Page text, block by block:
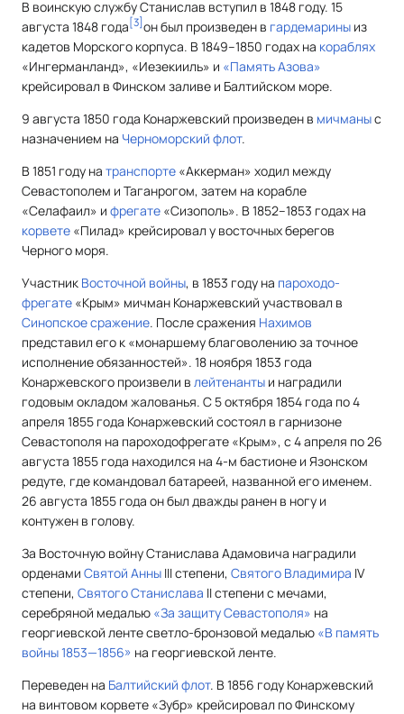
В воинскую службу Станислав вступил в 1848 году. 15
августа 1848 года [3] он был произведен в гардемарины из
кадетов Морского корпуса. В 1849–1850 годах на кораблях
«Ингерманланд», «Иезекииль» и «Память Азова»
крейсировал в Финском заливе и Балтийском море.
9 августа 1850 года Конаржевский произведен в мичманыс
назначением на Черноморский флот.
В 1851 году на транспорте «Аккерман» ходил между
Севастополем и Таганрогом, затем на корабле
«Селафаил» и фрегате «Сизополь». В 1852–1853 годах на
корвете «Пилад» крейсировал у восточных берегов
Черного моря.
Участник Восточной войны, в 1853 году на пароходо-
фрегате «Крым» мичман Конаржевский участвовал в
Синопское сражение. После сражения Нахимов
представил его к «монаршему благоволению за точное
исполнение обязанностей». 18 ноября 1853 года
Конаржевского произвели в лейтенанты и наградили
годовым окладом жалованья. С 5 октября 1854 года по 4
апреля 1855 года Конаржевский состоял в гарнизоне
Севастополя на пароходофрегате «Крым», с 4 апреля по 26
августа 1855 года находился на 4-м бастионе и Язонском
редуте, где командовал батареей, названной его именем.
26 августа 1855 года он был дважды ранен в ногу и
контужен в голову.
За Восточную войну Станислава Адамовича наградили
орденами Святой Анны III степени, Святого Владимира IV
степени, Святого Станислава II степени с мечами,
серебряной медалью «За защиту Севастополя» на
георгиевской ленте светло-бронзовой медалью «В память
войны 1853—1856» на георгиевской ленте.
Переведен на Балтийский флот. В 1856 году Конаржевский
на винтовом корвете «Зубр» крейсировал по Финскому